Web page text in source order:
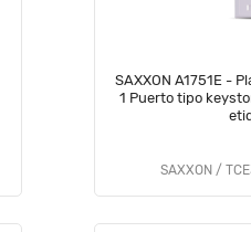
SAXXON A1751E -
1 Puerto tipo
SAXXON /